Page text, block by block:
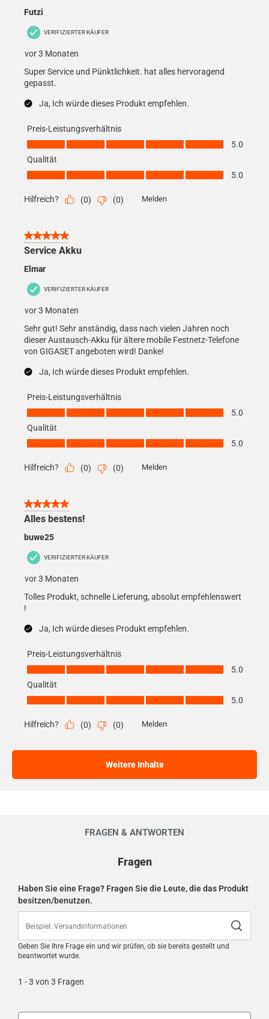
Futzi
VERIFIZIERTER KÄUFER
vor 3 Monaten
Super Service und Pünktlichkeit. hat alles hervoragend
gepasst.
Ja, Ich würde dieses Produkt empfehlen.
Preis-Leistungsverhältnis
Preis-Leistungsverhältnis, 5.0 von 5
5.0
Qualität
Qualität, 5.0 von 5
5.0
Hilfreich? (0) (0) Melden
5 von 5 Sternen.
Service Akku
Elmar
VERIFIZIERTER KÄUFER
vor 3 Monaten
Sehr gut! Sehr anständig, dass nach vielen Jahren noch
dieser Austausch-Akku für ältere mobile Festnetz-Telefone
von GIGASET angeboten wird! Danke!
Ja, Ich würde dieses Produkt empfehlen.
Preis-Leistungsverhältnis
Preis-Leistungsverhältnis, 5.0 von 5
5.0
Qualität
Qualität, 5.0 von 5
5.0
Hilfreich? (0) (0) Melden
5 von 5 Sternen.
Alles bestens!
buwe25
VERIFIZIERTER KÄUFER
vor 3 Monaten
Tolles Produkt, schnelle Lieferung, absolut empfehlenswert
!
Ja, Ich würde dieses Produkt empfehlen.
Preis-Leistungsverhältnis
Preis-Leistungsverhältnis, 5.0 von 5
5.0
Qualität
Qualität, 5.0 von 5
5.0
Hilfreich? (0) (0) Melden
Weitere Inhalte
FRAGEN & ANTWORTEN
Answers
Fragen
Haben Sie eine Frage? Fragen Sie die Leute, die das Produkt
besitzen/benutzen.
Geben Sie Ihre Frage ein und wir prüfen, ob sie bereits gestellt und
beantwortet wurde.
1 - 3 von 3 Fragen